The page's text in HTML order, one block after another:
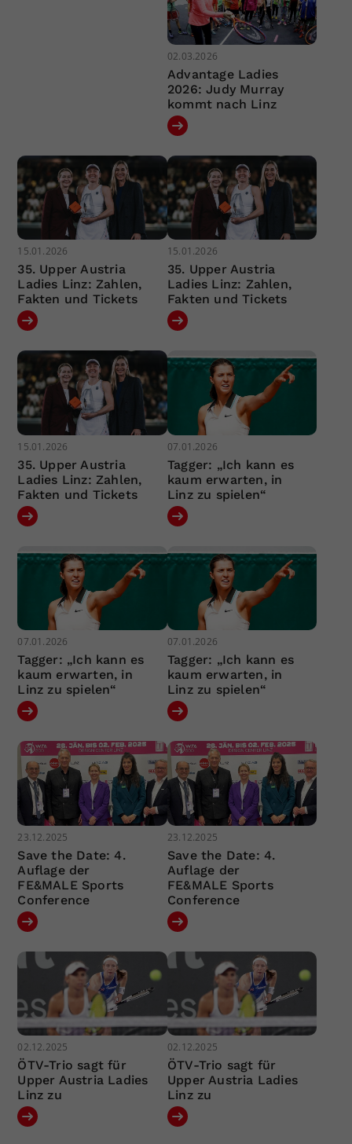
02.03.2026
Advantage Ladies
2026: Judy Murray
kommt nach Linz
15.01.2026
35. Upper Austria
Ladies Linz: Zahlen,
Fakten und Tickets
15.01.2026
35. Upper Austria
Ladies Linz: Zahlen,
Fakten und Tickets
15.01.2026
35. Upper Austria
Ladies Linz: Zahlen,
Fakten und Tickets
07.01.2026
Tagger: „Ich kann es
kaum erwarten, in
Linz zu spielen“
07.01.2026
Tagger: „Ich kann es
kaum erwarten, in
Linz zu spielen“
07.01.2026
Tagger: „Ich kann es
kaum erwarten, in
Linz zu spielen“
23.12.2025
Save the Date: 4.
Auflage der
FE&MALE Sports
Conference
23.12.2025
Save the Date: 4.
Auflage der
FE&MALE Sports
Conference
02.12.2025
ÖTV-Trio sagt für
Upper Austria Ladies
Linz zu
02.12.2025
ÖTV-Trio sagt für
Upper Austria Ladies
Linz zu